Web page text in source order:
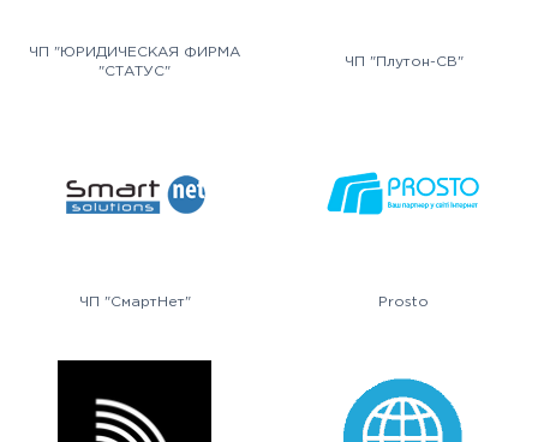
ЧП "ЮРИДИЧЕСКАЯ ФИРМА
"СТАТУС"
ЧП "Плутон-СВ"
ЧП "СмартНет" Prosto